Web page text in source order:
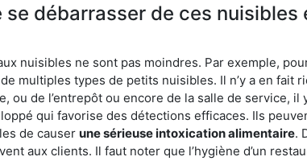
débarrasser de ces
nuisibles ne sont pas moindres. Par exemple,
multiples types de petits nuisibles. Il n’y a en fait
ou de l’entrepôt ou encore de la salle de service,
qui favorise des détections efficaces. Ils
de causer une sérieuse intoxication alimentaire.
aux clients. Il faut noter que l’hygiène d’un